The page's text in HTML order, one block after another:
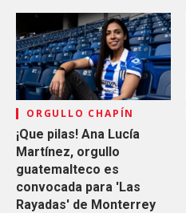
ORGULLO CHAPÍN
¡Que pilas! Ana Lucía
Martínez, orgullo
guatemalteco es
convocada para 'Las
Rayadas' de Monterrey